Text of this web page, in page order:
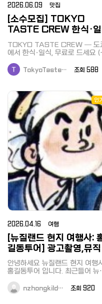
2026.06.09 맛집
[소수모집] TOKYO
TASTE CREW 한식·
시식단 — 1차 사전 모집
TOKYO TASTE CREW — 도
에서 한식·일식, 무료로 드세요 (
죠. 저희는 검증된 한식·일식 매
서 식사 → 솔직한 피드백 1개 →
다. 목표는 주 3끼까지 무료. 왜 무료
냐면 — 새로 런칭하는 매장은
에 알려지는 게 가장 중요하고,
가 진짜 손님으로 그 시작을 돕
다. 당신은 식사, 저희는 피드백.
은 비용도, 결제도 없습니다. 아무 데
나 안 보냅니다. 위생·매장 정보
명하게 공개하고, 검증된 곳만
합니다. 참여 대상: 도쿄(및 인근) 거
주 누구나 (유학생·직장인·교민)
한식/일식 좋아하는 분 지금은 입장
만 하면 끝입니다. 들어와서 따
거 없고, 알림 꺼두셔도 됩니다.
중순부터 매칭이 시작되니 그때
편하게 계시면 됩니다. 진행: 1. 지금
입장 (아래 링크, 끝) 2. 8월 중순
터 매칭 — 입장 순서대로 우선
마에칸 등) 4. 솔직한 피드백 1
식대 환급 (절차 간단, 매칭 전 안
지금이 유리한 이유: 1기는 소수
예만. 입장 순서 = 우선순위(전
록). 인원 차면 게시글 내려갑니
(区) / 닉네임(영어) 예) 0609 /
주쿠 / Tom (지역 구분용, 한 번
TokyoTaste… 조회
인
2026.04.16 여행
[뉴질랜드 현지 여행사:
길동투어] 광고촬영,뮤
디오,다큐멘터리 그리고
수지역 방문은 홍길동투
와 함께…
안녕하세요 뉴질랜드 현지 여행사
홍길동투어 입니다. 최근들어 뉴질
오는 일이 많아졌었는데요 태연,그
리고 마마무의 뮤직비디오를 뉴
nzhongkild… 조회 920